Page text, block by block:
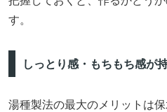
す。
しっとり感・もちもち感が
湯種製法の最大のメリットは